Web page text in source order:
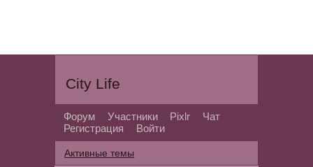
City Life
Форум Участники Pixlr
Чат
Регистрация
Войти
Активные темы